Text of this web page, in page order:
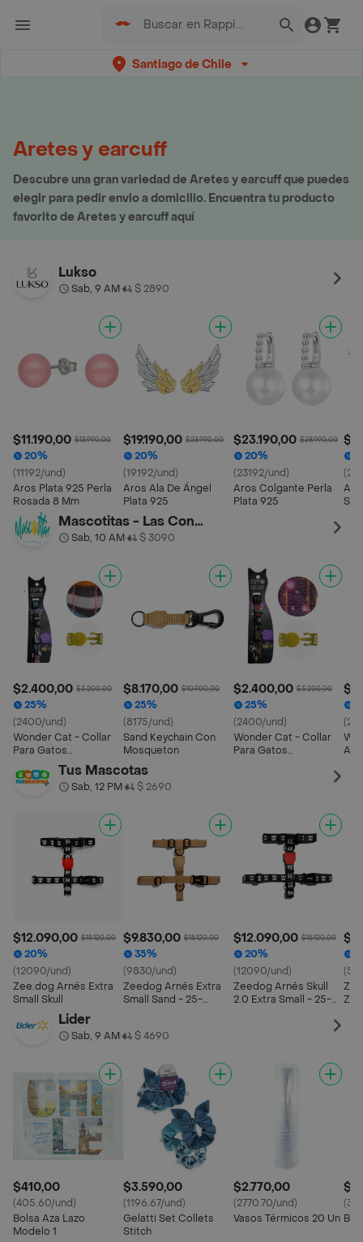
Santiago de Chile
Aretes y earcuff
Descubre una gran variedad de Aretes y earcuff que puedes
elegir para pedir envio a domicilio. Encuentra tu producto
favorito de Aretes y earcuff aquí
Lukso
Sab, 9 AM• $ 2890
$11.190,00 $13.990,00
20%
(11192/und)
Aros Plata 925 Perla
Rosada 8 Mm
$19.190,00 $23.990,00
20%
(19192/und)
Aros Ala De Ángel
Plata 925
$23.190,00 $28.990,00
20%
(23192/und)
Aros Colgante Perla
Plata 925
Mascotitas - Las Condes
Sab, 10 AM• $ 3090
$2.400,00 $3.200,00
25%
(2400/und)
Wonder Cat - Collar
Para Gatos
Antiahorque
Caleidoscopio
(vm018)
$8.170,00 $10.900,00
25%
(8175/und)
Sand Keychain Con
Mosqueton
$2.400,00 $3.200,00
25%
(2400/und)
Wonder Cat - Collar
Para Gatos
Tus Mascotas
Sab, 12 PM• $ 2690
$12.090,00 $15.120,00
20%
(12090/und)
Zee.dog Arnés Extra
Small Skull
$9.830,00 $15.120,00
35%
(9830/und)
Zeedog Arnés Extra
Small Sand - 25-
$12.090,00 $15.120,00
20%
(12090/und)
Zeedog Arnés Skull
2.0 Extra Small - 25-
Lider
Sab, 9 AM• $ 4690
$410,00
(405.60/und)
Bolsa Aza Lazo
Modelo 1
$3.590,00
(1196.67/und)
Gelatti Set Collets
Stitch
$2.770,00
(2770.70/und)
Vasos Térmicos 20 Un